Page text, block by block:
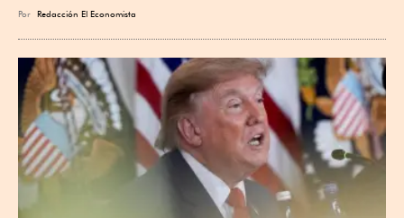
Por Redacción El Economista